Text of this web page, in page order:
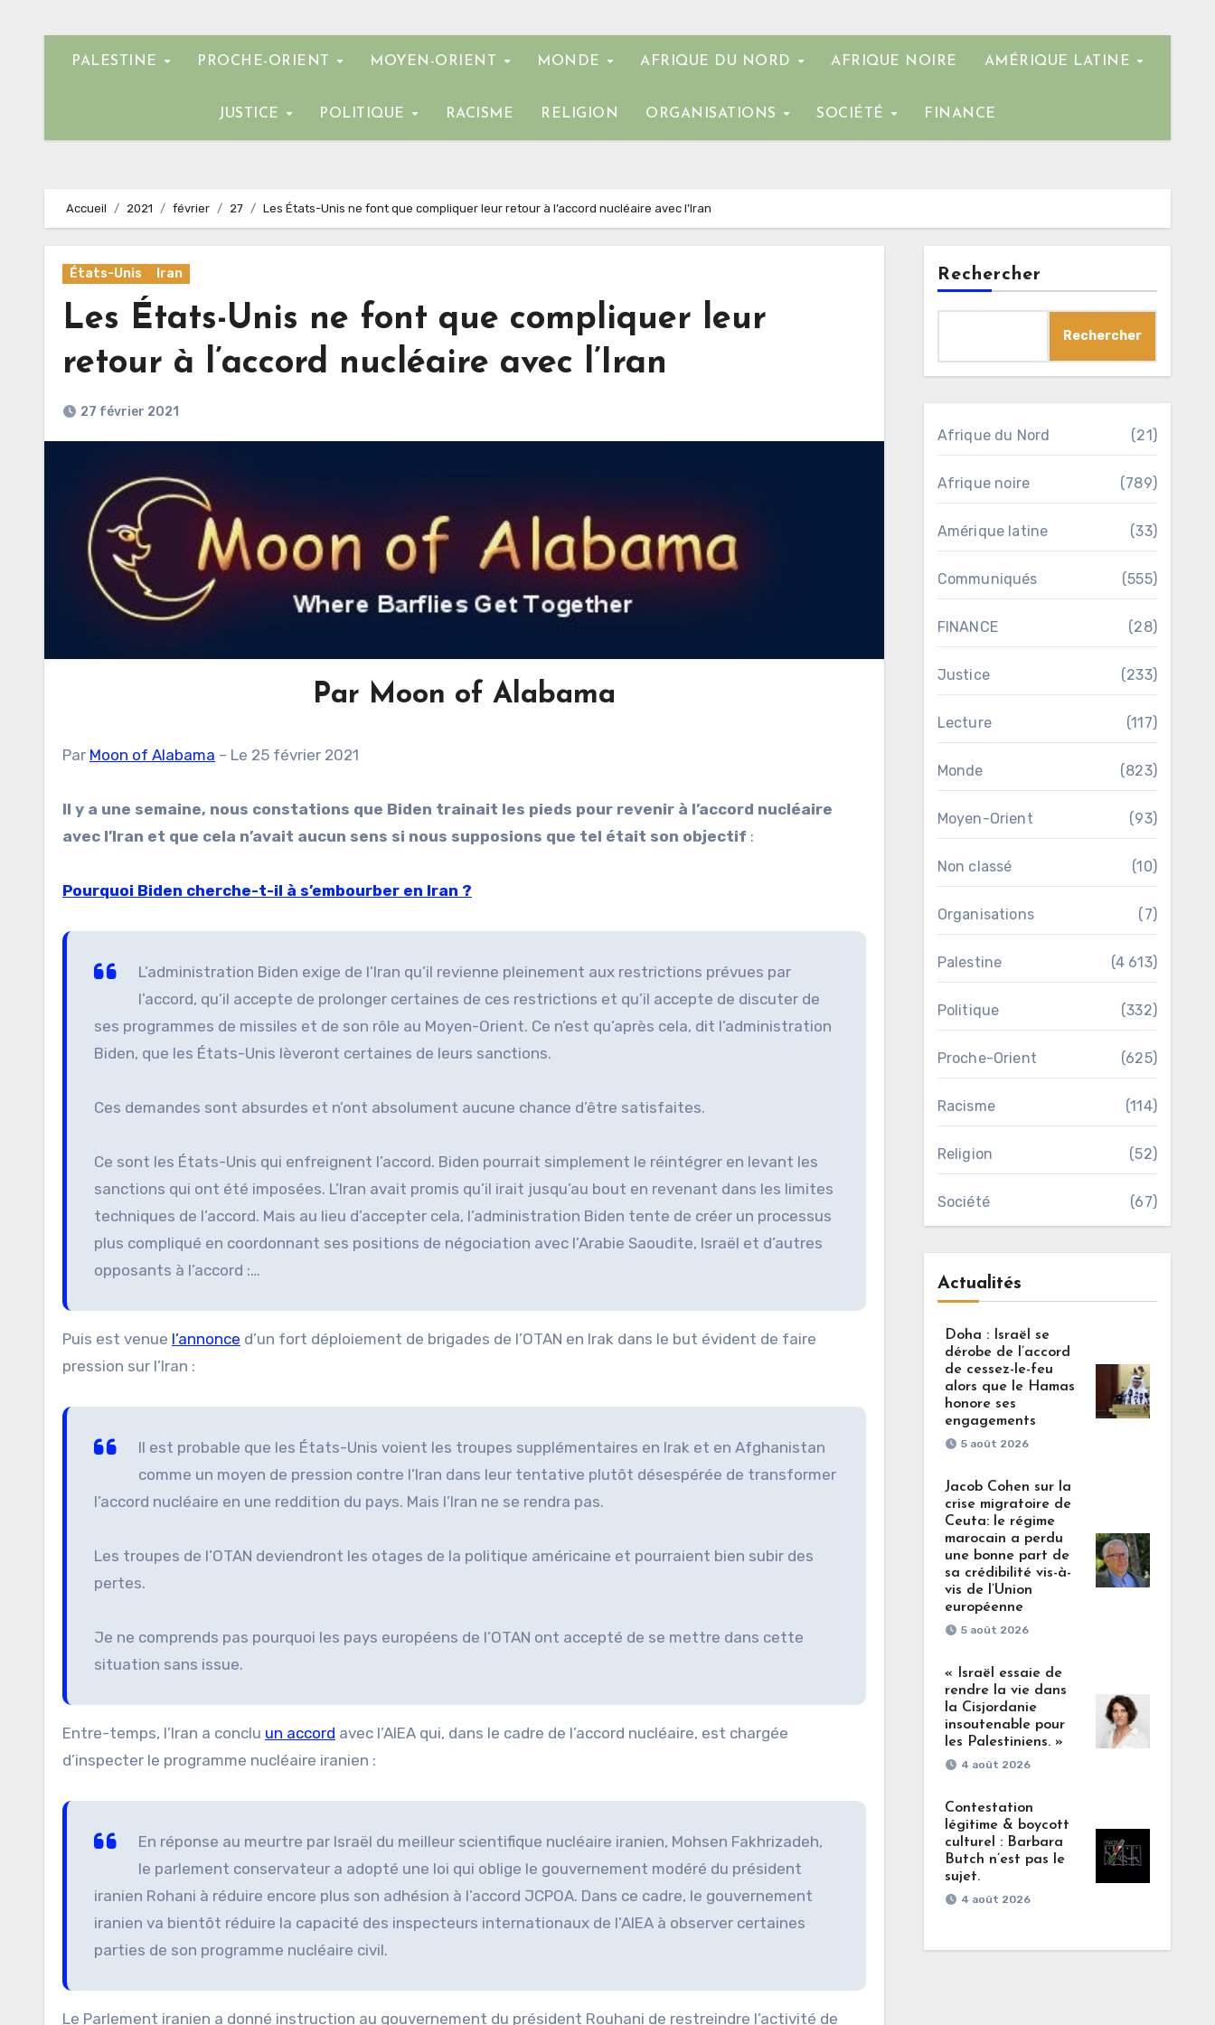
PALESTINE PROCHE-ORIENT MOYEN-ORIENT MONDE AFRIQUE DU NORD AFRIQUE NOIRE AMÉRIQUE LATINE
JUSTICE POLITIQUE RACISME RELIGION ORGANISATIONS SOCIÉTÉ FINANCE
Accueil 2021 février 27 Les États-Unis ne font que compliquer leur retour à l’accord nucléaire avec l’Iran
États-Unis Iran
Les États-Unis ne font que compliquer leur
retour à l’accord nucléaire avec l’Iran
27 février 2021
Par Moon of Alabama
Par Moon of Alabama – Le 25 février 2021
Il y a une semaine, nous constations que Biden trainait les pieds pour revenir à l’accord nucléaire
avec l’Iran et que cela n’avait aucun sens si nous supposions que tel était son objectif :
Pourquoi Biden cherche-t-il à s’embourber en Iran ?
L’administration Biden exige de l’Iran qu’il revienne pleinement aux restrictions prévues par
l’accord, qu’il accepte de prolonger certaines de ces restrictions et qu’il accepte de discuter de
ses programmes de missiles et de son rôle au Moyen-Orient. Ce n’est qu’après cela, dit l’administration
Biden, que les États-Unis lèveront certaines de leurs sanctions.
Ces demandes sont absurdes et n’ont absolument aucune chance d’être satisfaites.
Ce sont les États-Unis qui enfreignent l’accord. Biden pourrait simplement le réintégrer en levant les
sanctions qui ont été imposées. L’Iran avait promis qu’il irait jusqu’au bout en revenant dans les limites
techniques de l’accord. Mais au lieu d’accepter cela, l’administration Biden tente de créer un processus
plus compliqué en coordonnant ses positions de négociation avec l’Arabie Saoudite, Israël et d’autres
opposants à l’accord :…
Puis est venue l’annonce d’un fort déploiement de brigades de l’OTAN en Irak dans le but évident de faire
pression sur l’Iran :
Il est probable que les États-Unis voient les troupes supplémentaires en Irak et en Afghanistan
comme un moyen de pression contre l’Iran dans leur tentative plutôt désespérée de transformer
l’accord nucléaire en une reddition du pays. Mais l’Iran ne se rendra pas.
Les troupes de l’OTAN deviendront les otages de la politique américaine et pourraient bien subir des
pertes.
Je ne comprends pas pourquoi les pays européens de l’OTAN ont accepté de se mettre dans cette
situation sans issue.
Entre-temps, l’Iran a conclu un accord avec l’AIEA qui, dans le cadre de l’accord nucléaire, est chargée
d’inspecter le programme nucléaire iranien :
En réponse au meurtre par Israël du meilleur scientifique nucléaire iranien, Mohsen Fakhrizadeh,
le parlement conservateur a adopté une loi qui oblige le gouvernement modéré du président
iranien Rohani à réduire encore plus son adhésion à l’accord JCPOA. Dans ce cadre, le gouvernement
iranien va bientôt réduire la capacité des inspecteurs internationaux de l’AIEA à observer certaines
parties de son programme nucléaire civil.
Le Parlement iranien a donné instruction au gouvernement du président Rouhani de restreindre l’activité de
Rechercher
Rechercher
Afrique du Nord (21)
Afrique noire (789)
Amérique latine (33)
Communiqués (555)
FINANCE (28)
Justice (233)
Lecture (117)
Monde (823)
Moyen-Orient (93)
Non classé (10)
Organisations (7)
Palestine (4 613)
Politique (332)
Proche-Orient (625)
Racisme (114)
Religion (52)
Société (67)
Actualités
Doha : Israël se
dérobe de l’accord
de cessez-le-feu
alors que le Hamas
honore ses
engagements
5 août 2026
Jacob Cohen sur la
crise migratoire de
Ceuta: le régime
marocain a perdu
une bonne part de
sa crédibilité vis-à-
vis de l’Union
européenne
5 août 2026
« Israël essaie de
rendre la vie dans
la Cisjordanie
insoutenable pour
les Palestiniens. »
4 août 2026
Contestation
légitime & boycott
culturel : Barbara
Butch n’est pas le
sujet.
4 août 2026